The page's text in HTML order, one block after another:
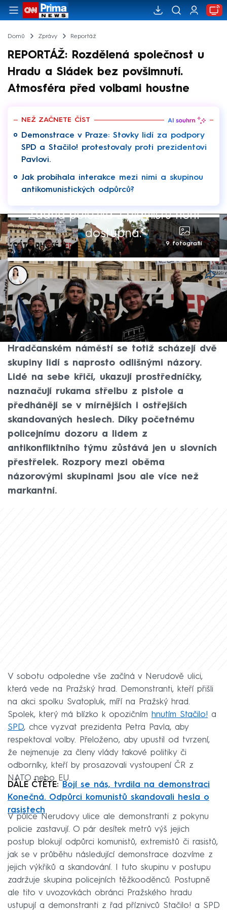
Domů Zprávy Reportáž
REPORTÁŽ: Rozdělená společnost u
Hradu a Sládek bez povšimnutí.
Atmosféra před volbami houstne
NEŽ ZAČNETE ČÍST
Demonstrace v Praze: Stovky lidí za podpory
SPD a Stačilo! protestovaly proti prezidentovi
Pavlovi.
Jak probíhala interakce mezi nimi a skupinou
antikomunistických odpůrců?
Žádná položka z playlistu není
dostupná.
9 fotografií
Karolína Neubergerová
27. zář 2025, 17:54
Předvolební atmosféra v Česku houstne.
Dokresluje to i dění pod okny Pražského
hradu během sobotního odpoledne. Na
Hradčanském náměstí se totiž scházejí dvě
skupiny lidí s naprosto odlišnými názory.
Lidé na sebe křičí, ukazují prostředníčky,
naznačují rukama střelbu z pistole a
předhánějí se v mírnějších i ostřejších
skandovaných heslech. Díky početnému
policejnímu dozoru a lidem z
antikonfliktního týmu zůstává jen u slovních
přestřelek. Rozpory mezi oběma
názorovými skupinami jsou ale více než
markantní.
V sobotu odpoledne vše začíná v Nerudově ulici,
která vede na Pražský hrad. Demonstranti, kteří přišli
na akci spolku Svatopluk, míří na Pražský hrad.
Spolek, který má blízko k opozičním hnutím Stačilo! a
SPD, chce vyzvat prezidenta Petra Pavla, aby
respektoval volby. Přeloženo, aby upustil od tvrzení,
že nejmenuje za členy vlády takové politiky či
odborníky, kteří by prosazovali vystoupení ČR z
NATO nebo EU.
DÁLE ČTĚTE:
Bojí se nás, tvrdila na demonstraci
Konečná. Odpůrci komunistů skandovali hesla o
rasistech
V půlce Nerudovy ulice ale demonstranti z pokynu
policie zastavují. O pár desítek metrů výš jejich
postup blokují odpůrci komunistů, extremistů či rasistů,
jak se v průběhu následující demonstrace dozvíme z
jejich výkřiků a skandování. I tuto skupinu v postupu
zadržuje skupina policejních těžkooděnců. Postupně
ale tito v uvozovkách obránci Pražského hradu
ustupují a demonstranti z řad příznivců Stačilo! a SPD